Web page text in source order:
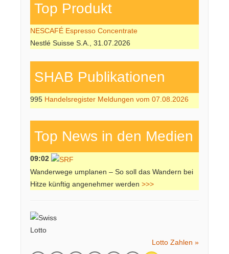
Top Produkt
NESCAFÉ Espresso Concentrate
Nestlé Suisse S.A., 31.07.2026
SHAB Publi­kati­onen
995 Handelsregister Meldungen vom 07.08.2026
Top News in den Medien
09:02
Wanderwege umplanen – So soll das Wandern bei
Hitze künftig angenehmer werden >>>
Lotto Zahlen »